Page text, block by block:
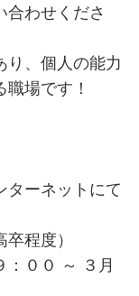
合わせくださ
り、個人の能力
場です！
ターネットにて
程度）
００ ～ ３月